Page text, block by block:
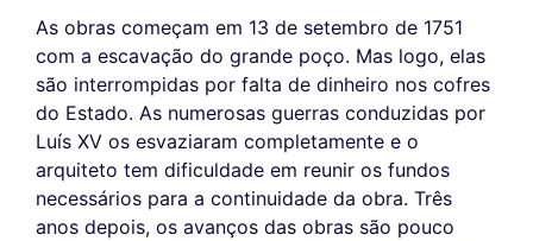
As obras começam em 13 de setembro de 1751
com a escavação do grande poço. Mas logo, elas
são interrompidas por falta de dinheiro nos cofres
do Estado. As numerosas guerras conduzidas por
Luís XV os esvaziaram completamente e o
arquiteto tem dificuldade em reunir os fundos
necessários para a continuidade da obra. Três
anos depois, os avanços das obras são pouco